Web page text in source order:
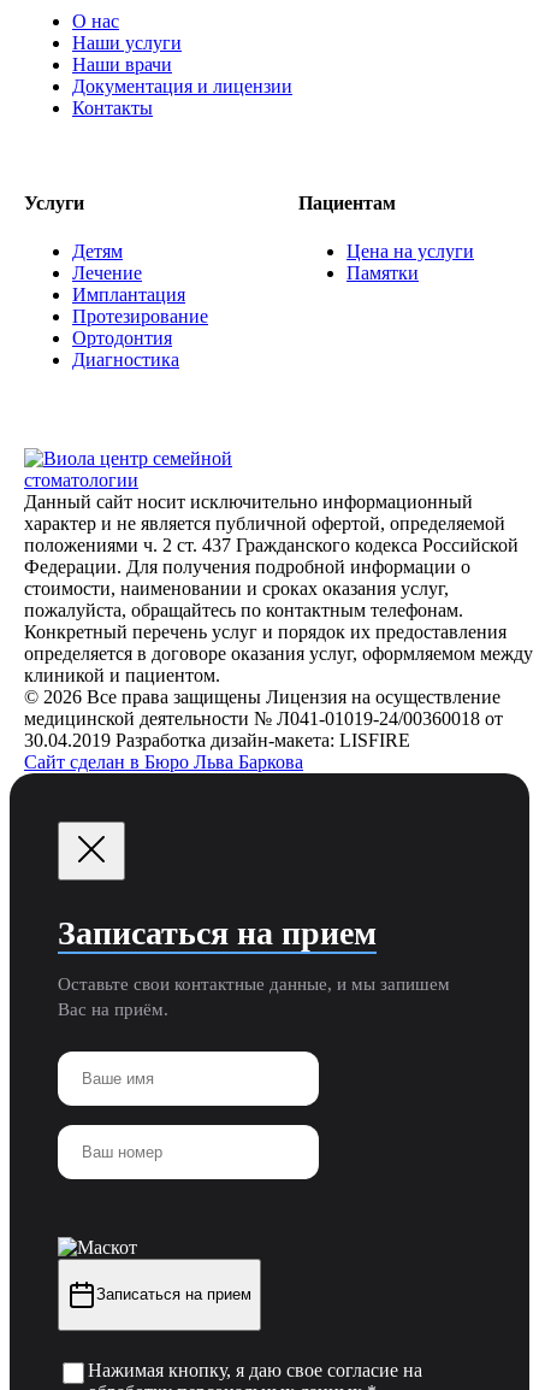
центр семейной
стоматологии
Данный сайт носит исключительно информационный
характер и не является публичной офертой, определяемой
положениями ч. 2 ст. 437 Гражданского кодекса Российской
Федерации. Для получения подробной информации о
стоимости, наименовании и сроках оказания услуг,
пожалуйста, обращайтесь по контактным телефонам.
Конкретный перечень услуг и порядок их предоставления
определяется в договоре оказания услуг, оформляемом между
клиникой и пациентом.
О нас
Наши услуги
Наши врачи
Документация и лицензии
Контакты
Услуги
Детям
Лечение
Имплантация
Протезирование
Ортодонтия
Диагностика
Пациентам
Цена на услуги
Памятки
© 2026 Все права защищены Лицензия на осуществление
медицинской деятельности № Л041-01019-24/00360018 от
30.04.2019 Разработка дизайн-макета: LISFIRE
Сайт сделан в Бюро Льва Баркова
Записаться на прием
Оставьте свои контактные данные, и мы запишем
Вас на приём.
Записаться на прием
Нажимая кнопку, я даю свое согласие на